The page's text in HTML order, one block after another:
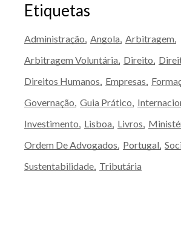
Etiquetas
Administração Angola Arbitragem
Arbitragem Voluntária Direito
Direitos Humanos Empresas
Governação Guia Prático
Investimento Lisboa Livros
Ordem De Advogados Portugal
Sustentabilidade Tributária